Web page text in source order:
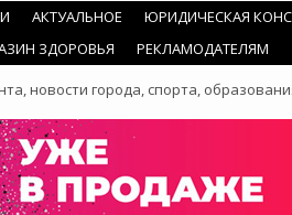
новости города, спорта,
АКТУАЛЬНОЕ
ЮРИДИЧЕСКАЯ
ЗДОРОВЬЯ РЕКЛАМОДАТЕЛЯМ